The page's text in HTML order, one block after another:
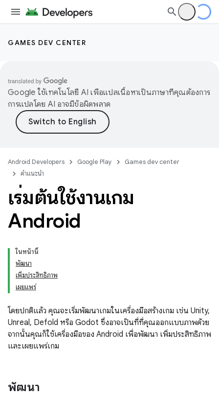
GAMES DEV CENTER
Google ใช้เทคโนโลยี AI เพื่อแปลเนื้อหาเป็นภาษาที่คุณต้องการ
การแปลโดย AI อาจมีข้อผิดพลาด
Android Developers Google Play
Games dev center
คำแนะนำ
เริ่มต้นใช้งานเกม
Android
ในหน้านี้
พัฒนา
เพิ่มประสิทธิภาพ
เผยแพร่
โดยปกติแล้ว คุณจะเริ่มพัฒนาเกมในเครื่องมือสร้างเกม เช่น Unity,
Unreal, Defold หรือ Godot ซึ่งอาจเป็นที่ที่คุณออกแบบภาพด้วย
จากนั้นคุณก็ใช้เครื่องมือของ Android เพื่อพัฒนา เพิ่มประสิทธิภาพ
และเผยแพร่เกม
พัฒนา